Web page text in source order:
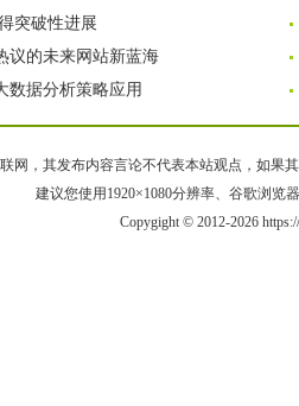
突破性进展
议的未来网站新蓝海
数据分析策略应用
网，其发布内容言论不代表本站观点，如果
建议您使用1920×1080分辨率、谷歌浏览
Copygight © 2012-2026